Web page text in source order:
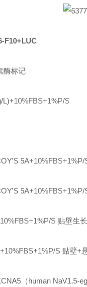
F10+LUC
酶标记
L)+10%FBS+1%P/S
S 贴壁生长
S 贴壁+
（human NaV1.5-